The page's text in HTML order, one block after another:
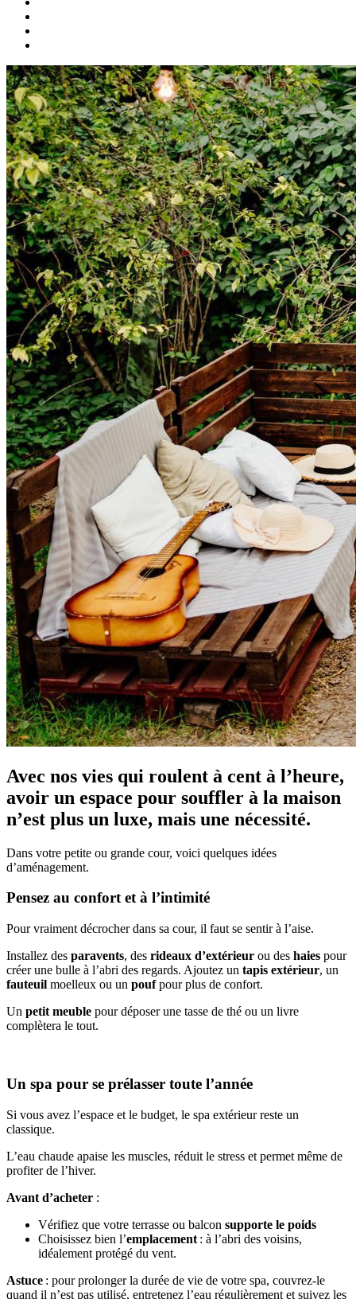
Avec nos vies qui roulent à cent à l’heure,
avoir un espace pour souffler à la maison
n’est plus un luxe, mais une nécessité.
Dans votre petite ou grande cour, voici quelques idées
d’aménagement.
Pensez au confort et à l’intimité
Pour vraiment décrocher dans sa cour, il faut se sentir à l’aise.
Installez des paravents, des rideaux d’extérieur ou des haies pour
créer une bulle à l’abri des regards. Ajoutez un tapis extérieur, un
fauteuil moelleux ou un poufpour plus de confort.
Un petit meuble pour déposer une tasse de thé ou un livre
complètera le tout.
Un spa pour se prélasser toute l’année
Si vous avez l’espace et le budget, le spa extérieur reste un
classique.
L’eau chaude apaise les muscles, réduit le stress et permet même de
profiter de l’hiver.
Avant d’acheter :
Vérifiez que votre terrasse ou balcon supporte le poids
Choisissez bien l’emplacement : à l’abri des voisins,
idéalement protégé du vent.
Astuce : pour prolonger la durée de vie de votre spa, couvrez-le
quand il n’est pas utilisé, entretenez l’eau régulièrement et suivez les